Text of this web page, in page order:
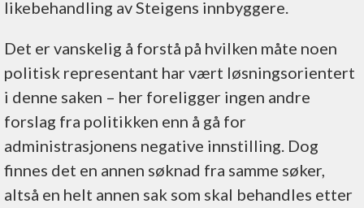
likebehandling av Steigens innbyggere.
Det er vanskelig å forstå på hvilken måte noen
politisk representant har vært løsningsorientert
i denne saken – her foreligger ingen andre
forslag fra politikken enn å gå for
administrasjonens negative innstilling. Dog
finnes det en annen søknad fra samme søker,
altså en helt annen sak som skal behandles etter